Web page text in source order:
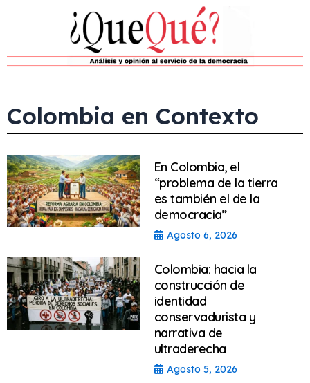
Colombia en Contexto
En Colombia, el
“problema de la tierra
es también el de la
democracia”
Agosto 6, 2026
Colombia: hacia la
construcción de
identidad
conservadurista y
narrativa de
ultraderecha
Agosto 5, 2026